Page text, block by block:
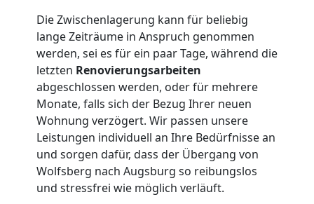
Die Zwischenlagerung kann für beliebig
lange Zeiträume in Anspruch genommen
werden, sei es für ein paar Tage, während die
letzten Renovierungsarbeiten
abgeschlossen werden, oder für mehrere
Monate, falls sich der Bezug Ihrer neuen
Wohnung verzögert. Wir passen unsere
Leistungen individuell an Ihre Bedürfnisse an
und sorgen dafür, dass der Übergang von
Wolfsberg nach Augsburg so reibungslos
und stressfrei wie möglich verläuft.